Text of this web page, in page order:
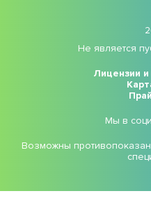
Не является
Лицензии
Мы в
Возможны